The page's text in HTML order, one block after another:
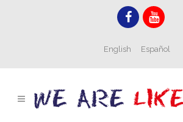
English Español